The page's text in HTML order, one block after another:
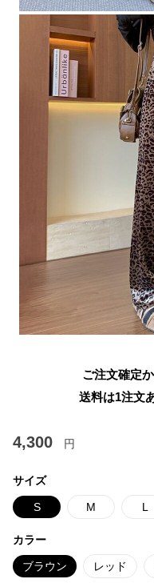
ご注文確定
送料は1注文
4,300 円
サイズ
S M L
カラー
ブラウン レッド